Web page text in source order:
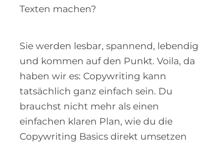
Texten machen?
Sie werden lesbar, spannend, lebendig
und kommen auf den Punkt. Voila, da
haben wir es: Copywriting kann
tatsächlich ganz einfach sein. Du
brauchst nicht mehr als einen
einfachen klaren Plan, wie du die
Copywriting Basics direkt umsetzen